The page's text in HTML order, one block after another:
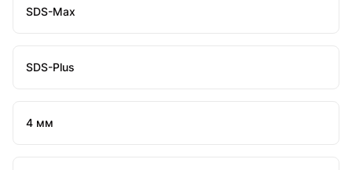
SDS-Max
SDS-Plus
4 мм